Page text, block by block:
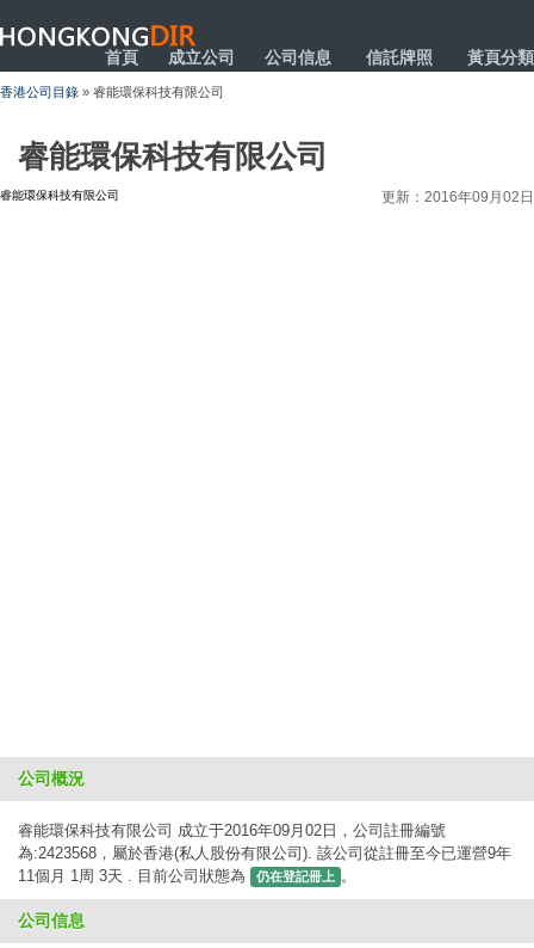
HONGKONGDIR
首頁 成立公司 公司信息 信託牌照 黃頁分類
香港公司目錄 » 睿能環保科技有限公司
睿能環保科技有限公司
睿能環保科技有限公司 更新：2016年09月02日
公司概況
睿能環保科技有限公司 成立于2016年09月02日，公司註冊編號
為:2423568，屬於香港(私人股份有限公司). 該公司從註冊至今已運營9年
11個月 1周 3天 . 目前公司狀態為
仍在登記冊上 。
公司信息